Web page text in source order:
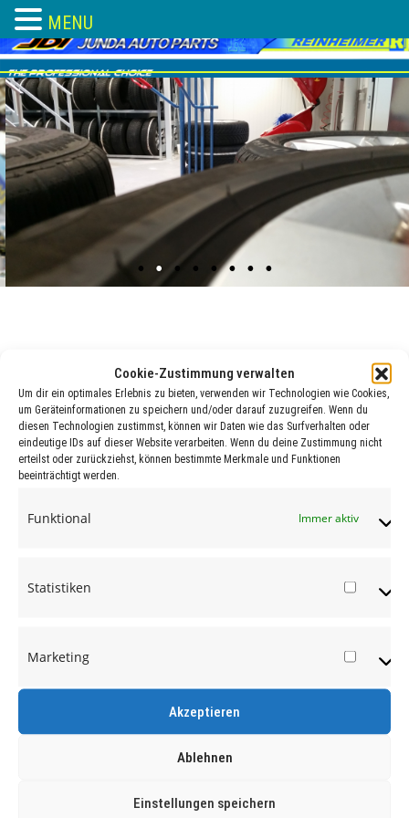
Cookie-Zustimmung verwalten
Um dir ein optimales Erlebnis zu bieten, verwenden wir Technologien wie Cookies,
um Geräteinformationen zu speichern und/oder darauf zuzugreifen. Wenn du
diesen Technologien zustimmst, können wir Daten wie das Surfverhalten oder
eindeutige IDs auf dieser Website verarbeiten. Wenn du deine Zustimmung nicht
erteilst oder zurückziehst, können bestimmte Merkmale und Funktionen
beeinträchtigt werden.
Funktional Immer aktiv
Statistiken
Marketing
Akzeptieren
Ablehnen
Einstellungen speichern
Skip
to
content
adocom_Webservice 11 Feb. , 2018
MENU